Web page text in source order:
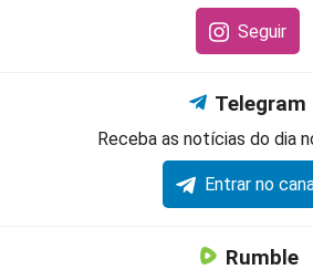
Seguir
Telegram
Receba as notícias do dia
Entrar no
Rumble